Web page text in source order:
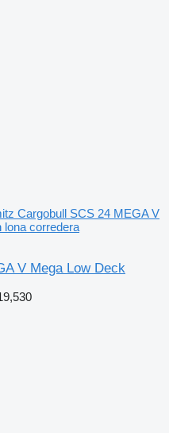
Cargobull SCS 24 MEGA V
lona corredera
V Mega Low Deck